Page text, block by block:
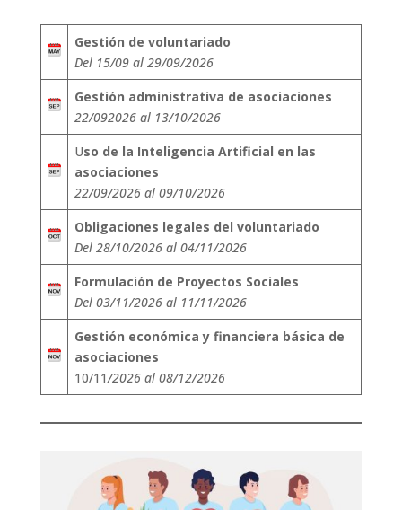
Gestión de voluntariado
Del 15/09 al 29/09/2026
Gestión administrativa de asociaciones
22/092026 al 13/10/2026
Uso de la Inteligencia Artificial en las
asociaciones
22/09/2026 al 09/10/2026
Obligaciones legales del voluntariado
Del 28/10/2026 al 04/11/2026
Formulación de Proyectos Sociales
Del 03/11/2026 al 11/11/2026
Gestión económica y financiera básica de
asociaciones
10/11/2026 al 08/12/2026